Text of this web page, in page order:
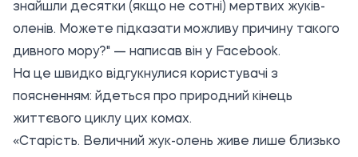
знайшли десятки (якщо не сотні) мертвих жуків-
оленів. Можете підказати можливу причину такого
дивного мору?" — написав він у Facebook.
На це швидко відгукнулися користувачі з
поясненням: йдеться про природний кінець
життєвого циклу цих комах.
«Старість. Величний жук-олень живе лише близько